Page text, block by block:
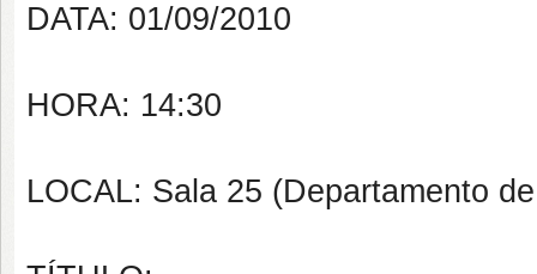
DATA: 01/09/2010
HORA: 14:30
LOCAL: Sala 25 (Departamento